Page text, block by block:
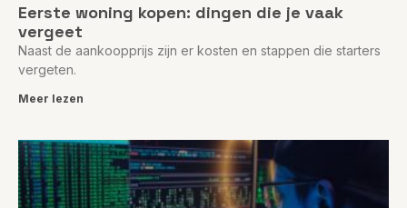
Eerste woning kopen: dingen die je vaak
vergeet
Naast de aankoopprijs zijn er kosten en stappen die starters
vergeten.
Meer lezen